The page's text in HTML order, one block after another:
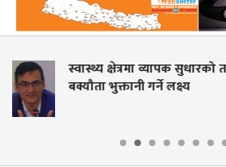
भदौभित्र बीमाको